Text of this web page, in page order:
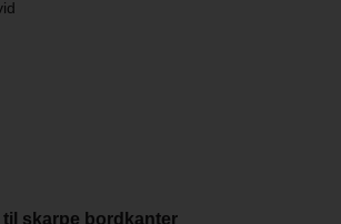
skarpe bordkanter